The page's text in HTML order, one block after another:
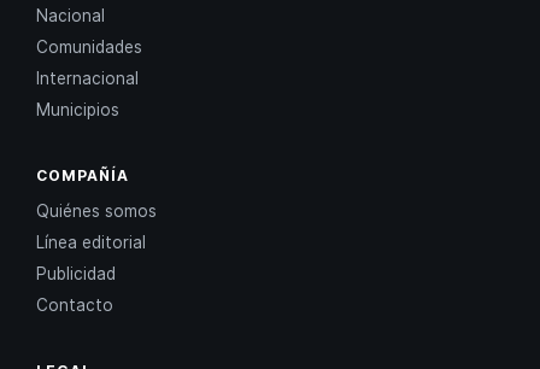
Nacional
Comunidades
Internacional
Municipios
COMPAÑÍA
Quiénes somos
Línea editorial
Publicidad
Contacto